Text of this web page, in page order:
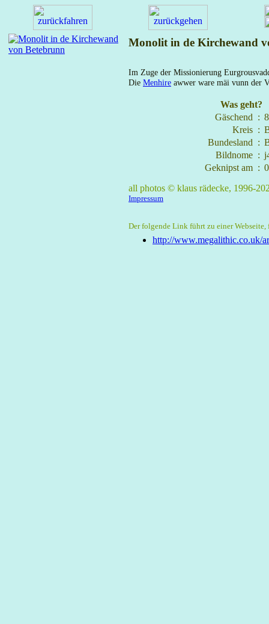
Monolit in de Kirchewand
Im Zuge der Missionierung
Die Menhire awwer ware mäi vunn der
Was geht?
Gäschend :
Kreis :
Bundesland :
Bildnome :
Geknipst am :
all photos © klaus rädecke, 1996-
Impressum
Der folgende Link führt zu einer
http://www.megalithic.co.uk/